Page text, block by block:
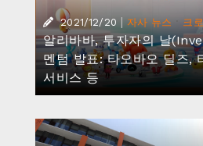
2021/12/20 | 자사 뉴스 크
알리바바, 투자자의 날
멘텀 발표: 타오바오 딜즈,
서비스 등